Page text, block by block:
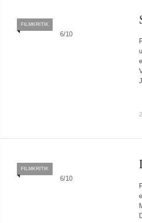
6/10
FILMKRITIK
6/10
FILMKRITIK